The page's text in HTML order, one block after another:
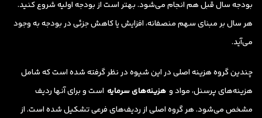
بودجه سال قبل هم انجام می‌شود. بهتر است از بودجه اولیه شروع کنید.
هر سال بر مبنای سهم منصفانه، افزایش یا کاهش جزئی در بودجه به وجود
می‌آید.
چندین گروه هزینه اصلی در این شیوه در نظر گرفته شده است که شامل
هزینه‌های پرسنل، مواد و هزینه‌های سرمایه است و برای آنها ردیف
مشخص می‌شود. هر گروه اصلی از ردیف‌های فرعی تشکیل شده است. از